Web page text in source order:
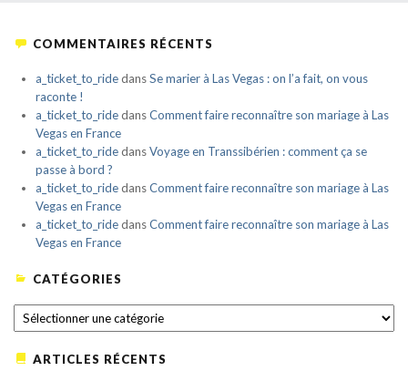
COMMENTAIRES RÉCENTS
a_ticket_to_ridedansSe marier à Las Vegas : on l’a fait, on vous
raconte !
a_ticket_to_ridedansComment faire reconnaître son mariage à Las
Vegas en France
a_ticket_to_ridedansVoyage en Transsibérien : comment ça se
passe à bord ?
a_ticket_to_ridedansComment faire reconnaître son mariage à Las
Vegas en France
a_ticket_to_ridedansComment faire reconnaître son mariage à Las
Vegas en France
CATÉGORIES
CATÉGORIES
ARTICLES RÉCENTS